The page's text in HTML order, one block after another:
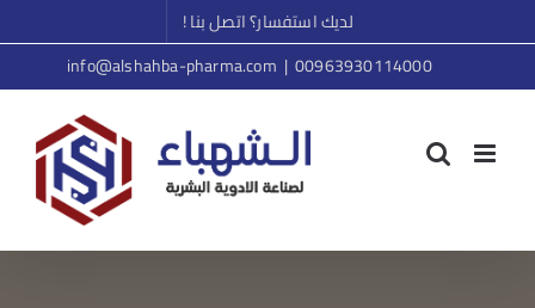
to
content
لديك استفسار؟ اتصل بنا !
00963930114000
|
info@alshahba-pharma.com